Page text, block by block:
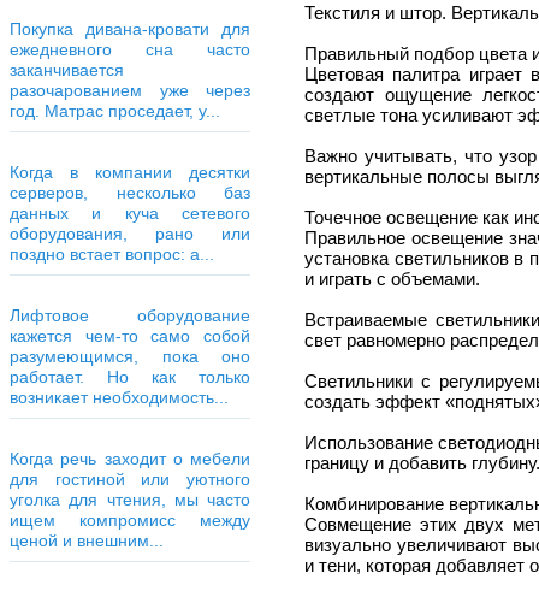
Покупка дивана-кровати для
ежедневного сна часто
заканчивается
разочарованием уже через
год. Матрас проседает, у...
Когда в компании десятки
серверов, несколько баз
данных и куча сетевого
оборудования, рано или
поздно встает вопрос: а...
Лифтовое оборудование
кажется чем-то само собой
разумеющимся, пока оно
работает. Но как только
возникает необходимость...
Когда речь заходит о мебели
для гостиной или уютного
уголка для чтения, мы часто
ищем компромисс между
ценой и внешним...
Текстиля и штор.
Правильный подбор цвета
Цветовая палитра
создают ощущение
светлые тона усиливают
Важно учитывать, что
вертикальные полосы
Точечное освещение как
Правильное освещение
установка светильников в
и играть с объемами.
Встраиваемые
свет равномерно
Светильники с
создать эффект
Использование
границу и добавить глубину.
Комбинирование
Совмещение этих двух
визуально увеличивают
и тени, которая добавляет